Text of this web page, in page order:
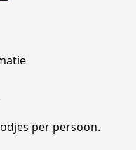
per persoon.